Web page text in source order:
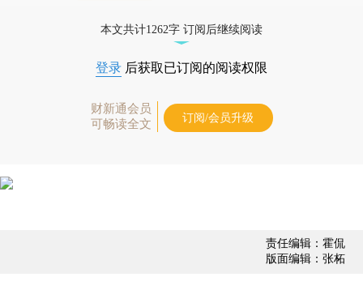
本文共计1262字 订阅后继续阅读
登录 后获取已订阅的阅读权限
财新通会员
可畅读全文
订阅/会员升级
责任编辑：霍侃
版面编辑：张柘